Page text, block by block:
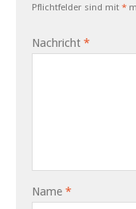
Pflichtfelder sind mit *
Nachricht *
Name *